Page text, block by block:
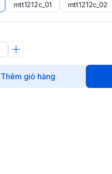
mtt1212c_01 mtt1212c_02
Thêm giỏ hàng